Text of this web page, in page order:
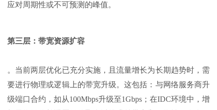
应对周期性或不可预测的峰值。
第三层：带宽资源扩容
。当前两层优化已充分实施，且流量增长为长期趋势时，需
要进行物理或逻辑上的带宽升级。这包括：与网络服务商升
级端口合约，如从100Mbps升级至1Gbps；在IDC环境中，增